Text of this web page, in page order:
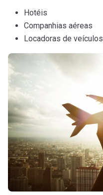
Hotéis
Companhias aéreas
Locadoras de veículos